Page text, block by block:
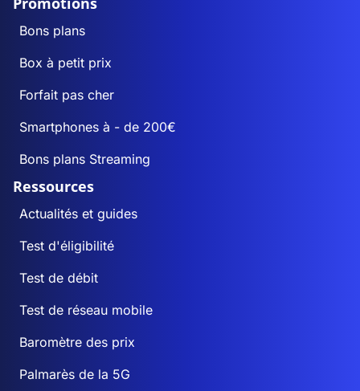
Bons plans
Box à petit prix
Forfait pas cher
Smartphones à - de 200€
Bons plans Streaming
Ressources
Actualités et guides
Test d'éligibilité
Test de débit
Test de réseau mobile
Baromètre des prix
Palmarès de la 5G